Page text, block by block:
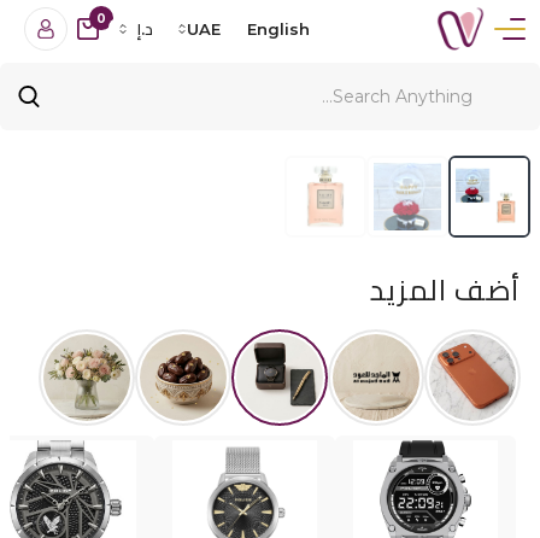
English
UAE د.إ
0
أضف المزيد